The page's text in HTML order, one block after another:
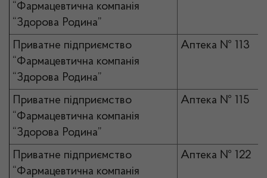
“Фармацевтична компанія
“Здорова Родина”
Приватне підприємство
“Фармацевтична компанія
“Здорова Родина”
Аптека № 113
Приватне підприємство
“Фармацевтична компанія
“Здорова Родина”
Аптека № 115
Приватне підприємство
“Фармацевтична компанія
Аптека № 122